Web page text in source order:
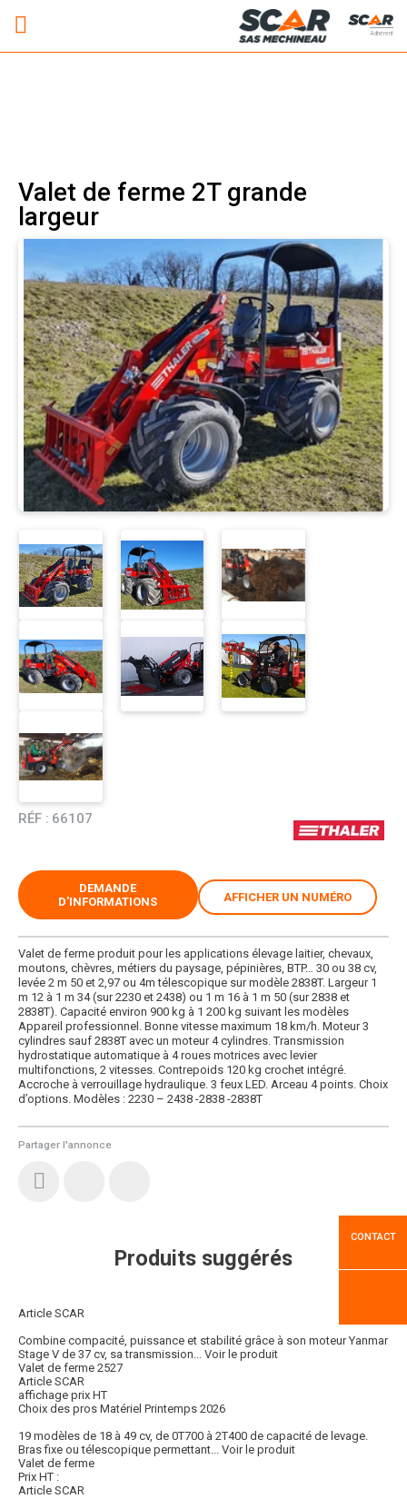
Adhérent
Valet de ferme 2T grande
largeur
RÉF : 66107
Partager l'annonce
Valet de ferme produit pour les applications élevage laitier, chevaux,
moutons, chèvres, métiers du paysage, pépinières, BTP… 30 ou 38 cv,
levée 2 m 50 et 2,97 ou 4m télescopique sur modèle 2838T. Largeur 1
m 12 à 1 m 34 (sur 2230 et 2438) ou 1 m 16 à 1 m 50 (sur 2838 et
2838T). Capacité environ 900 kg à 1 200 kg suivant les modèles
Appareil professionnel. Bonne vitesse maximum 18 km/h. Moteur 3
cylindres sauf 2838T avec un moteur 4 cylindres. Transmission
hydrostatique automatique à 4 roues motrices avec levier
multifonctions, 2 vitesses. Contrepoids 120 kg crochet intégré.
Accroche à verrouillage hydraulique. 3 feux LED. Arceau 4 points. Choix
d’options. Modèles : 2230 – 2438 -2838 -2838T
DEMANDE
D'INFORMATIONS
AFFICHER UN NUMÉRO
Produits suggérés
Article SCAR
Combine compacité, puissance et stabilité grâce à son moteur Yanmar
Stage V de 37 cv, sa transmission... Voir le produit
Valet de ferme 2527
Article SCAR
affichage prix HT
Choix des pros Matériel Printemps 2026
19 modèles de 18 à 49 cv, de 0T700 à 2T400 de capacité de levage.
Bras fixe ou télescopique permettant... Voir le produit
Valet de ferme
Prix HT :
Article SCAR
CONTACT